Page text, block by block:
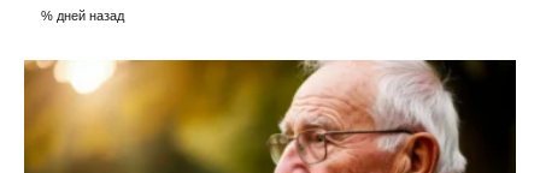
% дней назад